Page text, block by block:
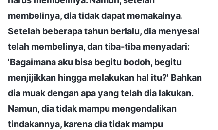
membelinya, dia tidak dapat memakainya.
Setelah beberapa tahun berlalu, dia menyesal
telah membelinya, dan tiba-tiba menyadari:
'Bagaimana aku bisa begitu bodoh, begitu
menjijikkan hingga melakukan hal itu?' Bahkan
dia muak dengan apa yang telah dia lakukan.
Namun, dia tidak mampu mengendalikan
tindakannya, karena dia tidak mampu